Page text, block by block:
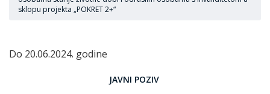
sklopu projekta „POKRET 2+“
Do 20.06.2024. godine
JAVNI POZIV